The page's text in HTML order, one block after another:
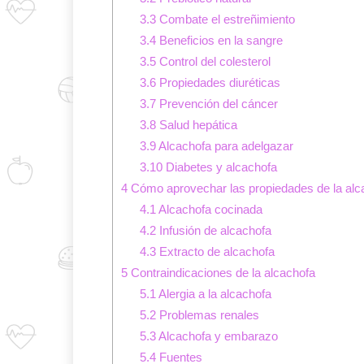
3.3Combate el estreñimiento
3.4Beneficios en la sangre
3.5Control del colesterol
3.6Propiedades diuréticas
3.7Prevención del cáncer
3.8Salud hepática
3.9Alcachofa para adelgazar
3.10Diabetes y alcachofa
4 Cómo aprovechar las propiedades de la
4.1 Alcachofa cocinada
4.2Infusión de alcachofa
4.3Extracto de alcachofa
5 Contraindicaciones de la alcachofa
5.1 Alergia a la alcachofa
5.2Problemas renales
5.3Alcachofa y embarazo
5.4Fuentes